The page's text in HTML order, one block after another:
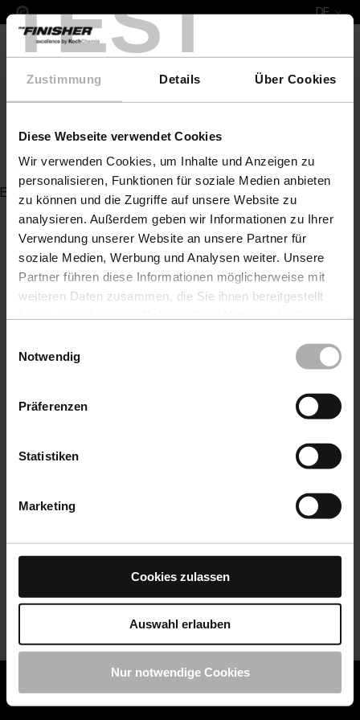
TEST
Zustimmung Details Über Cookies
Diese Webseite verwendet Cookies
Wir verwenden Cookies, um Inhalte und Anzeigen zu
personalisieren, Funktionen für soziale Medien anbieten
zu können und die Zugriffe auf unsere Website zu
analysieren. Außerdem geben wir Informationen zu Ihrer
Verwendung unserer Website an unsere Partner für
soziale Medien, Werbung und Analysen weiter. Unsere
Partner führen diese Informationen möglicherweise mit
weiteren Daten zusammen, die Sie ihnen bereitgestellt
Einstellungen zu den Cookies finden Sie unter
Notwendig
Präferenzen
Statistiken
Marketing
Cookies zulassen
Auswahl erlauben
Nur notwendige Cookies
DE
COLOURLOCK ist jetzt Teil von KochChemie -
COLOURLOCK Produkte shoppen
Kanisteröffner
Es wurde kein Artikel zu Ihrer Anfrage gefunden